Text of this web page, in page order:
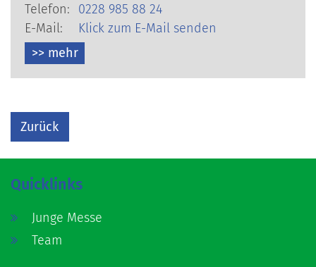
Telefon:
0228 985 88 24
E-Mail:
Klick zum E-Mail senden
>> mehr
Zurück
Quicklinks
Junge Messe
Team